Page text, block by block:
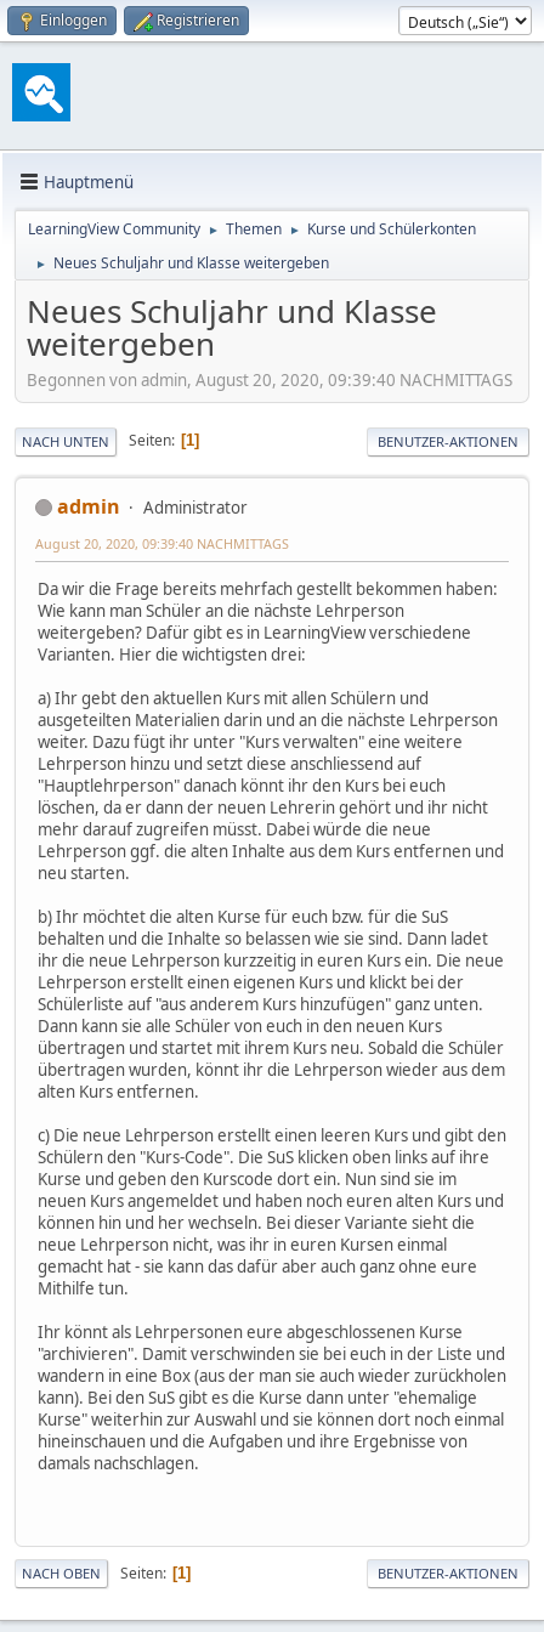
Einloggen Registrieren
Hauptmenü
LearningView Community ► Themen ► Kurse und Schülerkonten
► Neues Schuljahr und Klasse weitergeben
Neues Schuljahr und Klasse
weitergeben
Begonnen von admin, August 20, 2020, 09:39:40 NACHMITTAGS
NACH UNTEN Seiten 1 BENUTZER-AKTIONEN
admin Administrator
August 20, 2020, 09:39:40 NACHMITTAGS
Da wir die Frage bereits mehrfach gestellt bekommen haben:
Wie kann man Schüler an die nächste Lehrperson
weitergeben? Dafür gibt es in LearningView verschiedene
Varianten. Hier die wichtigsten drei:
a) Ihr gebt den aktuellen Kurs mit allen Schülern und
ausgeteilten Materialien darin und an die nächste Lehrperson
weiter. Dazu fügt ihr unter "Kurs verwalten" eine weitere
Lehrperson hinzu und setzt diese anschliessend auf
"Hauptlehrperson" danach könnt ihr den Kurs bei euch
löschen, da er dann der neuen Lehrerin gehört und ihr nicht
mehr darauf zugreifen müsst. Dabei würde die neue
Lehrperson ggf. die alten Inhalte aus dem Kurs entfernen und
neu starten.
b) Ihr möchtet die alten Kurse für euch bzw. für die SuS
behalten und die Inhalte so belassen wie sie sind. Dann ladet
ihr die neue Lehrperson kurzzeitig in euren Kurs ein. Die neue
Lehrperson erstellt einen eigenen Kurs und klickt bei der
Schülerliste auf "aus anderem Kurs hinzufügen" ganz unten.
Dann kann sie alle Schüler von euch in den neuen Kurs
übertragen und startet mit ihrem Kurs neu. Sobald die Schüler
übertragen wurden, könnt ihr die Lehrperson wieder aus dem
alten Kurs entfernen.
c) Die neue Lehrperson erstellt einen leeren Kurs und gibt den
Schülern den "Kurs-Code". Die SuS klicken oben links auf ihre
Kurse und geben den Kurscode dort ein. Nun sind sie im
neuen Kurs angemeldet und haben noch euren alten Kurs und
können hin und her wechseln. Bei dieser Variante sieht die
neue Lehrperson nicht, was ihr in euren Kursen einmal
gemacht hat - sie kann das dafür aber auch ganz ohne eure
Mithilfe tun.
Ihr könnt als Lehrpersonen eure abgeschlossenen Kurse
"archivieren". Damit verschwinden sie bei euch in der Liste und
wandern in eine Box (aus der man sie auch wieder zurückholen
kann). Bei den SuS gibt es die Kurse dann unter "ehemalige
Kurse" weiterhin zur Auswahl und sie können dort noch einmal
hineinschauen und die Aufgaben und ihre Ergebnisse von
damals nachschlagen.
NACH OBEN Seiten 1 BENUTZER-AKTIONEN